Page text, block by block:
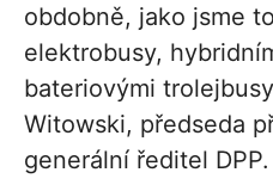
obdobně, jako jsme
elektrobusy,
bateriovými
Witowski, předseda
generální ředitel DPP.